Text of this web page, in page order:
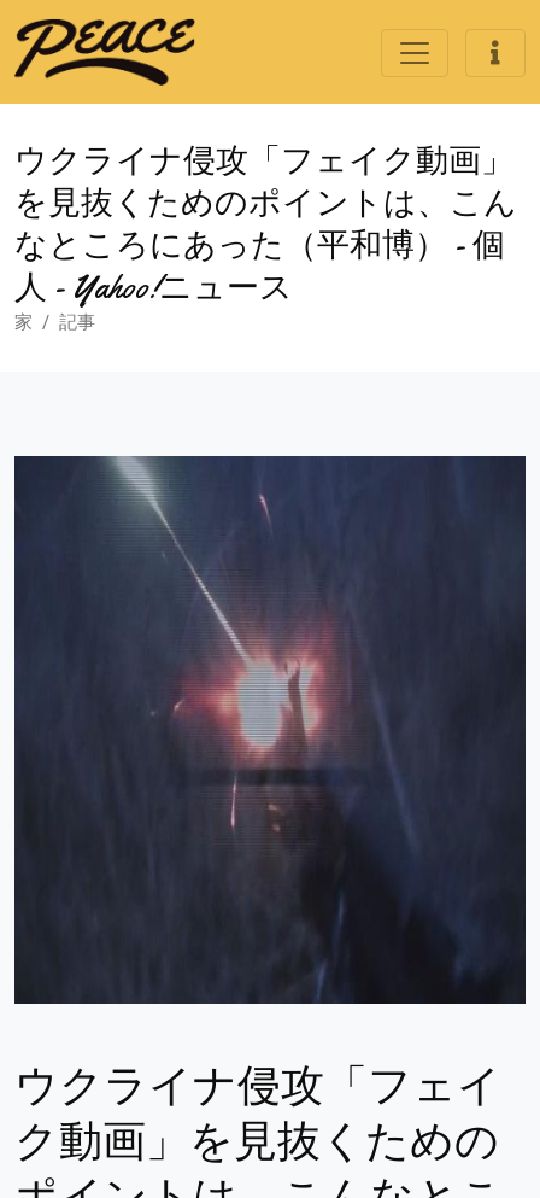
ウクライナ侵攻「フェイク動画」
を見抜くためのポイントは、こん
なところにあった（平和博） - 個
人 - Yahoo!ニュース
家 記事
ウクライナ侵攻「フェイ
ク動画」を見抜くための